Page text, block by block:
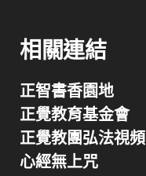
相關連結
正智書香園地
正覺教育基金會
正覺教團弘法視頻
心經無上咒